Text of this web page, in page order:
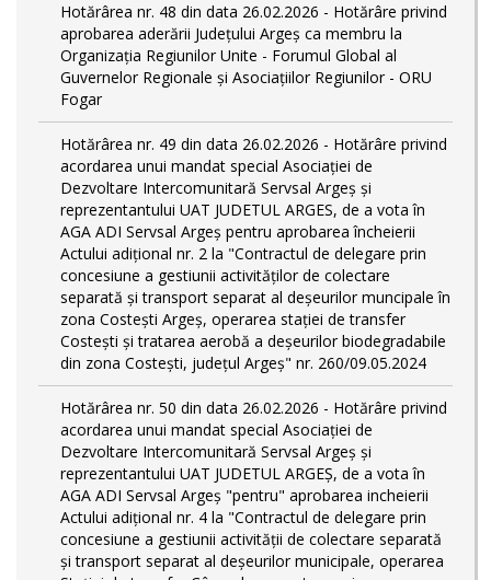
Hotărârea nr. 48 din data 26.02.2026 - Hotărâre privind
aprobarea aderării Județului Argeș ca membru la
Organizația Regiunilor Unite - Forumul Global al
Guvernelor Regionale și Asociațiilor Regiunilor - ORU
Fogar
Hotărârea nr. 49 din data 26.02.2026 - Hotărâre privind
acordarea unui mandat special Asociației de
Dezvoltare Intercomunitară Servsal Argeș și
reprezentantului UAT JUDETUL ARGES, de a vota în
AGA ADI Servsal Argeș pentru aprobarea încheierii
Actului adițional nr. 2 la "Contractul de delegare prin
concesiune a gestiunii activităților de colectare
separată și transport separat al deșeurilor muncipale în
zona Costești Argeș, operarea stației de transfer
Costești și tratarea aerobă a deșeurilor biodegradabile
din zona Costești, județul Argeș" nr. 260/09.05.2024
Hotărârea nr. 50 din data 26.02.2026 - Hotărâre privind
acordarea unui mandat special Asociației de
Dezvoltare Intercomunitară Servsal Argeș și
reprezentantului UAT JUDETUL ARGEȘ, de a vota în
AGA ADI Servsal Argeș "pentru" aprobarea incheierii
Actului adițional nr. 4 la "Contractul de delegare prin
concesiune a gestiunii activității de colectare separată
și transport separat al deşeurilor municipale, operarea